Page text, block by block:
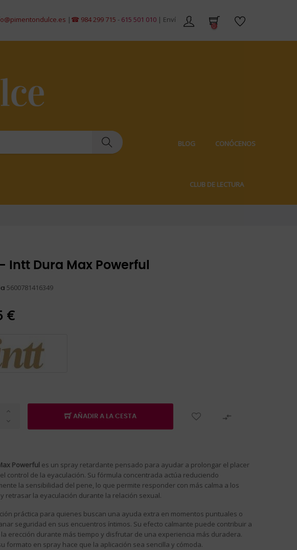
|☎ 984 299 715-615 501 010| Envíos gratis en pedidos de +59€ | Envíos 100%
0
BLOG CONÓCENOS
CLUB DE LECTURA
- Intt Dura Max Powerful
5600781416349
€
AÑADIR A LA CESTA 
Powerful es un spray retardante pensado para ayudar a prolongar el placer
control de la eyaculación. Su fórmula concentrada actúa reduciendo
la sensibilidad del pene, lo que permite responder con más calma a los
retrasar la eyaculación durante la relación sexual.
práctica para quienes buscan una ayuda extra en momentos puntuales o
seguridad en sus encuentros íntimos. Su efecto calmante puede contribuir a
erección durante más tiempo y disfrutar de una experiencia más duradera.
formato en spray hace que la aplicación sea sencilla y cómoda.